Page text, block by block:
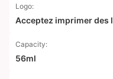
Logo:
Acceptez imprimer des
Capacity:
56ml